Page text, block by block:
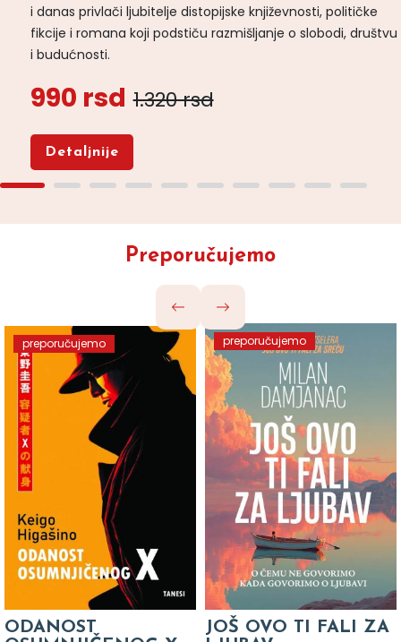
i danas privlači ljubitelje distopijske književnosti, političke
fikcije i romana koji podstiču razmišljanje o slobodi, društvu
i budućnosti.
990 rsd 1.320 rsd
Detaljnije
Preporučujemo
preporučujemo
ODANOST
preporučujemo
JOŠ OVO TI FALI ZA